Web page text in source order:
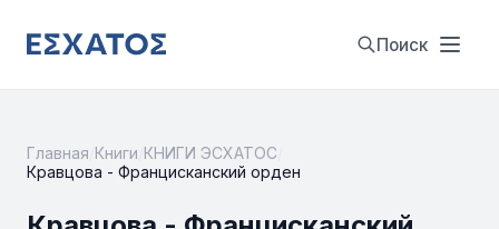
Поиск
Главная Книги КНИГИ ЭСХАТОС
Кравцова - Францисканский орден